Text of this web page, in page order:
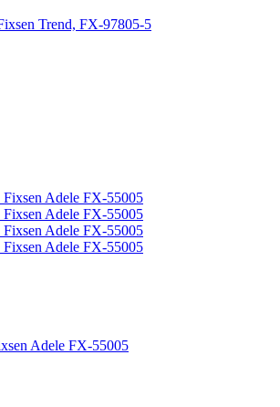
Trend, FX-97805-5
Adele FX-55005